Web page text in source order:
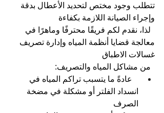
تتطلب وجود مختص لتحديد الأعطال بدقة
وإجراء الصيانة اللازمة بكفاءة
لذا، نقدم لكم فريقًا محترفًا وماهرًا في
معالجة قضايا أنظمة المياه وإدارة تصريف
غسالات الاطباق
من مشاكل المياه والتصريف:
عادةً ما يتسبب تراكم المياه في
انسداد الفلتر أو مشكلة في مضخة
الصرف